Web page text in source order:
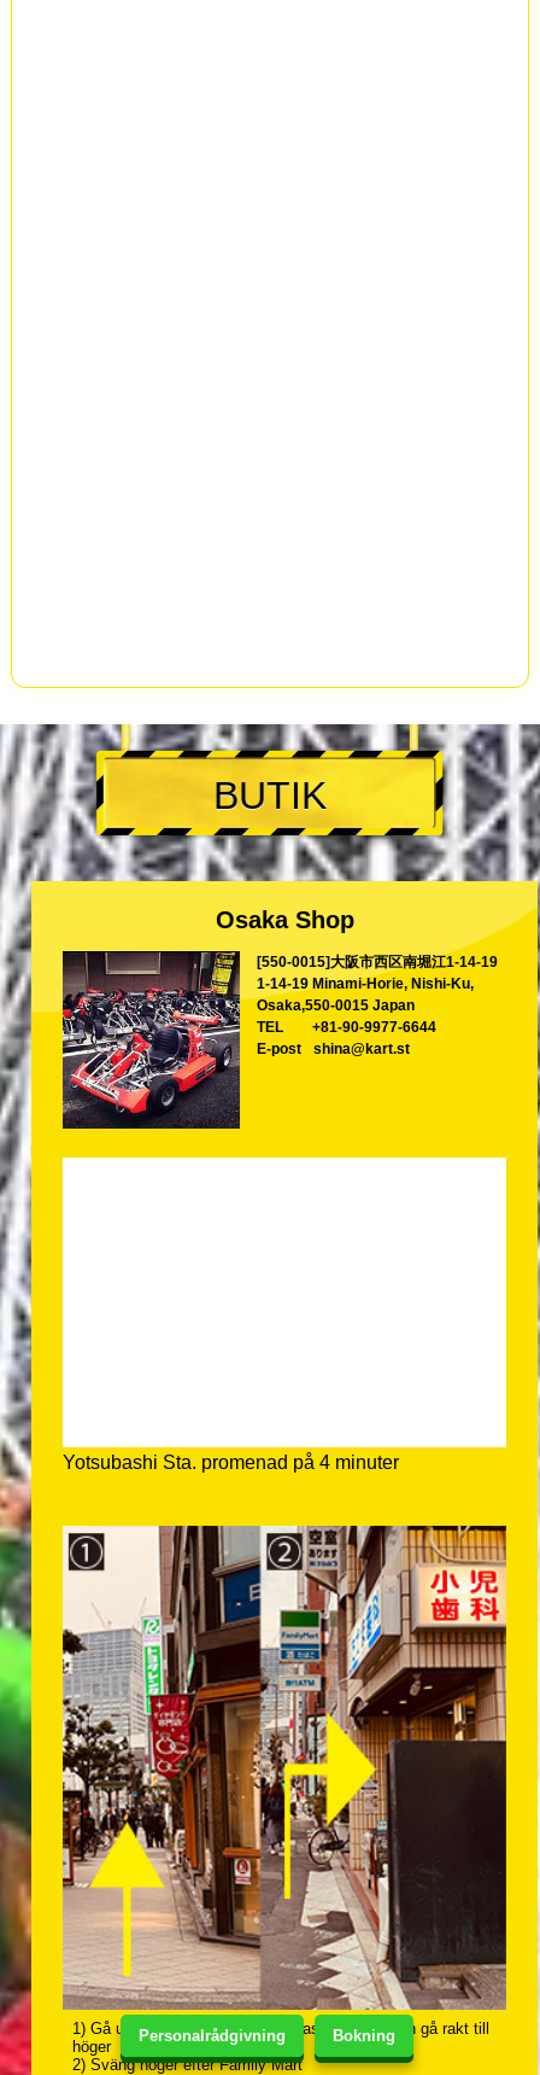
Personalrådgivning Bokning
BUTIK
Osaka Shop
[550-0015]大阪市西区南堀江1-14-19
1-14-19 Minami-Horie, Nishi-Ku,
Osaka,550-0015 Japan
TEL
+81-90-9977-6644
E-post
shina@kart.st
Yotsubashi Sta. promenad på 4 minuter
1) Gå ut vid utgång #6 på Yotsubashi Station och gå rakt till
höger
2) Sväng höger efter Family Mart